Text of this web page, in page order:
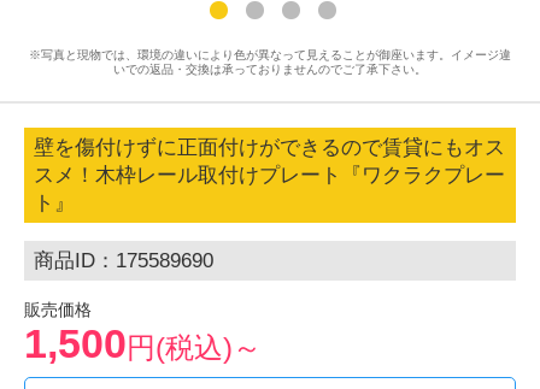
※写真と現物では、環境の違いにより色が異なって見えることが御座います。イメージ違
いでの返品・交換は承っておりませんのでご了承下さい。
壁を傷付けずに正面付けができるので賃貸にもオス
スメ！木枠レール取付けプレート『ワクラクプレー
ト』
商品ID：175589690
販売価格
1,500円(税込)～